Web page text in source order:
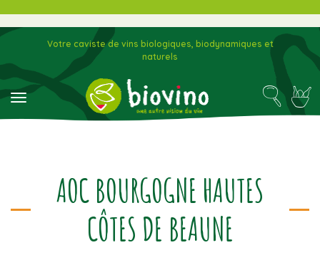
toggle navigation
Votre caviste de vins biologiques, biodynamiques et
naturels
AOC BOURGOGNE HAUTES
CÔTES DE BEAUNE